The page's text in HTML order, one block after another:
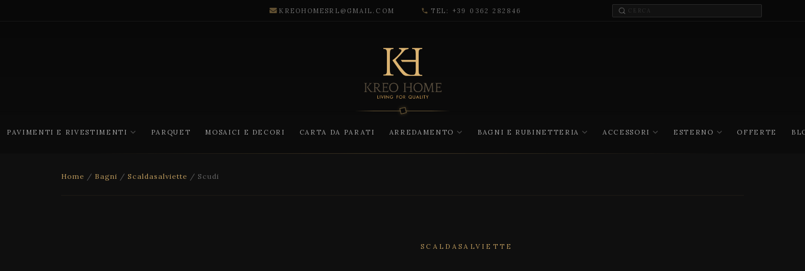
KREOHOMESRL@GMAIL.COM phone TEL: +39 0362 282846
PAVIMENTI E RIVESTIMENTI PARQUET MOSAICI E DECORI CARTA DA PARATI ARREDAMENTO BAGNI E RUBINETTERIA ACCESSORI ESTERNO OFFERTE
Home / Bagni / Scaldasalviette / Scudi
SCALDASALVIETTE